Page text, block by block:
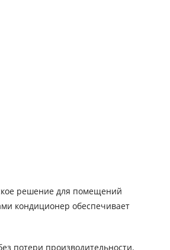
решение для помещений
кондиционер обеспечивает
потери производительности.